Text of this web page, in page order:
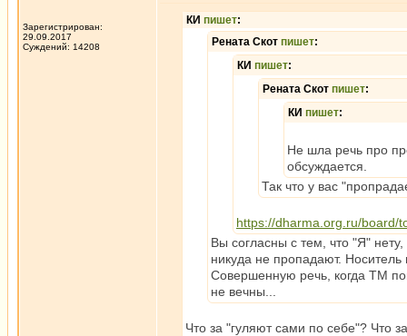
Зарегистрирован:
29.09.2017
Суждений: 14208
КИ пишет:
Рената Скот пишет:
КИ пишет:
Рената Скот пишет:
КИ пишет:
Не шла речь про
обсуждается.
Так что у вас
https://dharma.org.ru/board/
Вы согласны с тем, что "Я"
никуда не пропадают.
Совершенную речь, когда ТМ
не вечны...
Что за "гуляют сами по себе"? Что